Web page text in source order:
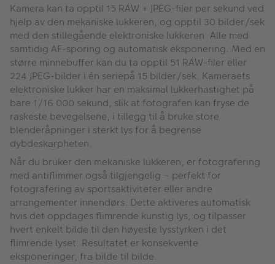
Kamera kan ta opptil 15 RAW + JPEG-filer per sekund ved
hjelp av den mekaniske lukkeren, og opptil 30 bilder/sek
med den stillegående elektroniske lukkeren. Alle med
samtidig AF-sporing og automatisk eksponering. Med en
større minnebuffer kan du ta opptil 51 RAW-filer eller
224 JPEG-bilder i én seriepå 15 bilder/sek. Kameraets
elektroniske lukker har en maksimal lukkerhastighet på
bare 1/16 000 sekund, slik at fotografen kan fryse de
raskeste bevegelsene, i tillegg til å bruke store
blenderåpninger i sterkt lys for å begrense
dybdeskarpheten.
Når du bruker den mekaniske lukkeren, er fotografering
med antiflimmer også tilgjengelig – perfekt for
fotografering av sportsaktiviteter eller andre
arrangementer innendørs. Dette aktiveres automatisk
hvis det oppdages flimrende kunstig lys, og tilpasser
hvert enkelt bilde til den høyeste lysstyrken i det
flimrende lyset. Resultatet er konsekvente
eksponeringer, fra bilde til bilde.